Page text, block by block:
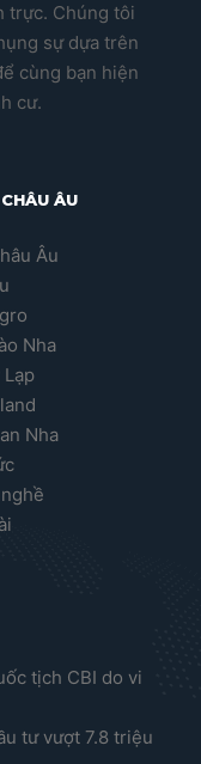
trực. Chúng tôi
sự dựa trên
cùng bạn hiện
cư.
ÂU
Âu
Nha
Nha
tịch CBI do vi
tư vượt 7.8 triệu